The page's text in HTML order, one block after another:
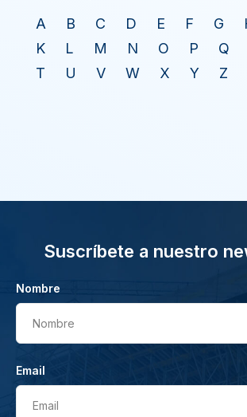
A
B C D E F G
K
L M N O P Q
T
U V W X Y Z
Suscríbete a nuestro
Nombre
Nombre
Email
Email